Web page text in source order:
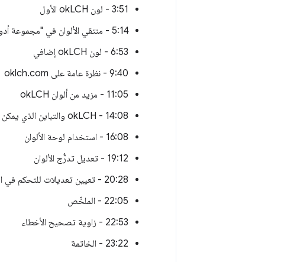
3:51 - لون okLCH الأول
5:14 - منتقي الألوان في "مجموعة أدوات مطوّري البرامج" ضمن "مجموعة واسعة"
6:53 - لون okLCH إضافي
9:40 - نظرة عامة على oklch.com
11:05 - مزيد من ألوان okLCH
14:08 - okLCH والتباين الذي يمكن الوصول إليه
16:08 - استخدام لوحة الألوان
19:12 - تعديل تدرُّج الألوان
20:28 - تعيين تعديلات للتحكم في التباين
22:05 - الملخّص
22:53 - زاوية تصحيح الأخطاء
23:22 - الخاتمة